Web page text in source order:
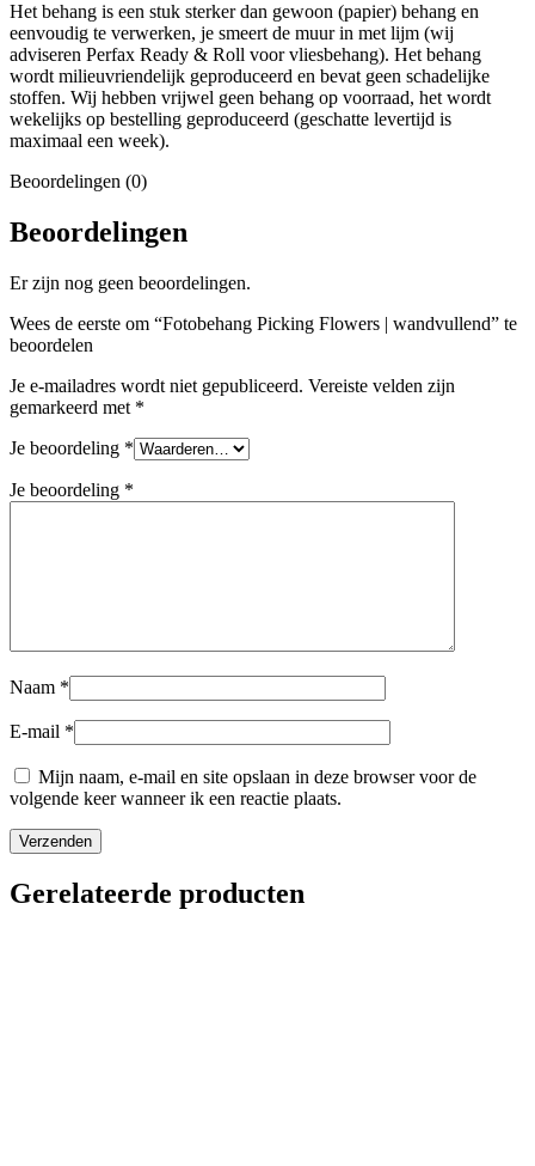
Het behang is een stuk sterker dan gewoon (papier) behang en
eenvoudig te verwerken, je smeert de muur in met lijm (wij
adviseren Perfax Ready & Roll voor vliesbehang). Het behang
wordt milieuvriendelijk geproduceerd en bevat geen schadelijke
stoffen. Wij hebben vrijwel geen behang op voorraad, het wordt
wekelijks op bestelling geproduceerd (geschatte levertijd is
maximaal een week).
Beoordelingen (0)
Beoordelingen
Er zijn nog geen beoordelingen.
Wees de eerste om “Fotobehang Picking Flowers | wandvullend” te
beoordelen
Je e-mailadres wordt niet gepubliceerd. Vereiste velden zijn
gemarkeerd met *
Je beoordeling *
Je beoordeling *
Naam *
E-mail *
Mijn naam, e-mail en site opslaan in deze browser voor de
volgende keer wanneer ik een reactie plaats.
Gerelateerde producten